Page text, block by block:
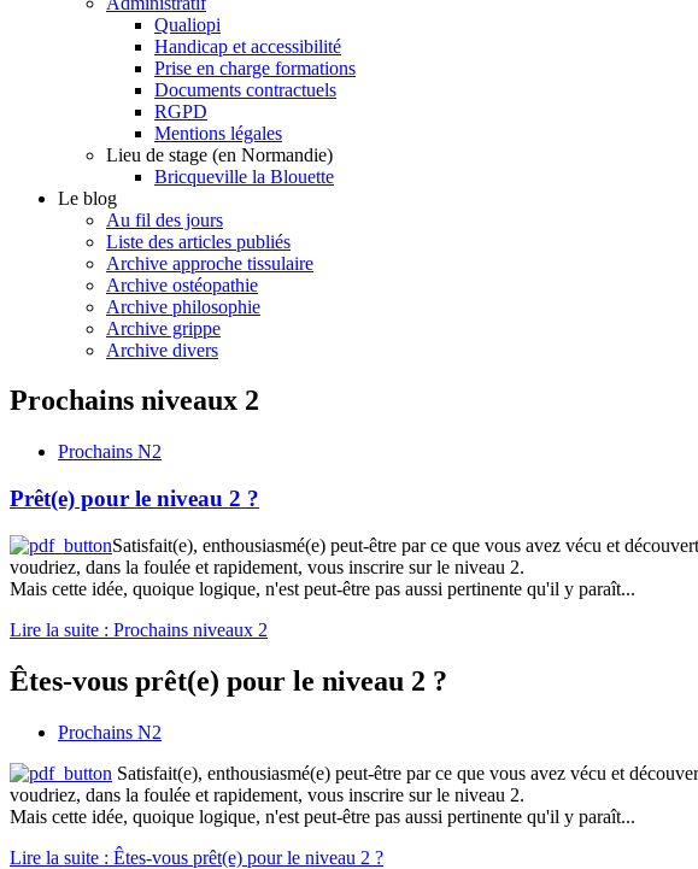
Qualiopi
Handicap et accessibilité
Prise en charge formations
Documents contractuels
RGPD
Mentions légales
Lieu de stage (en Normandie)
Bricqueville la Blouette
Le blog
Au fil des jours
Liste des articles publiés
Archive approche tissulaire
Archive ostéopathie
Archive philosophie
Archive grippe
Archive divers
Prochains niveaux 2
Prochains N2
Prêt(e) pour le niveau 2 ?
Satisfait(e), enthousiasmé(e) peut-être par ce que vous avez vécu et
voudriez, dans la foulée et rapidement, vous inscrire sur le niveau 2.
Mais cette idée, quoique logique, n'est peut-être pas aussi pertinente qu'il y paraît...
Lire la suite : Prochains niveaux 2
Êtes-vous prêt(e) pour le niveau 2 ?
Prochains N2
Satisfait(e), enthousiasmé(e) peut-être par ce que vous avez vécu et
voudriez, dans la foulée et rapidement, vous inscrire sur le niveau 2.
Mais cette idée, quoique logique, n'est peut-être pas aussi pertinente qu'il y paraît...
Lire la suite : Êtes-vous prêt(e) pour le niveau 2 ?